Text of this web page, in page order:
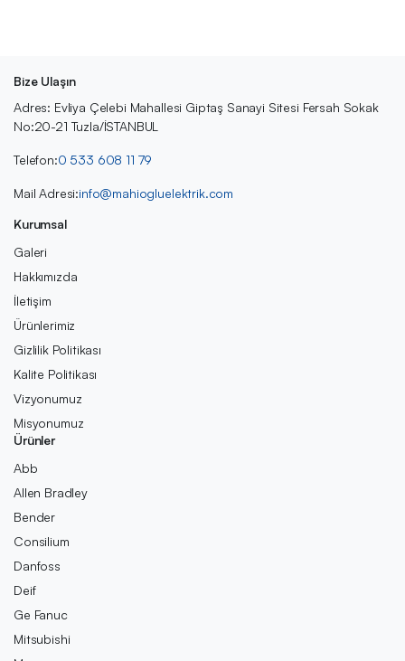
Bize Ulaşın
Adres: Evliya Çelebi Mahallesi Giptaş Sanayi Sitesi Fersah Sokak
No:20-21 Tuzla/İSTANBUL
Telefon:0 533 608 11 79
Mail Adresi:info@mahiogluelektrik.com
Kurumsal
Galeri
Hakkımızda
İletişim
Ürünlerimiz
Gizlilik Politikası
Kalite Politikası
Vizyonumuz
Misyonumuz
Ürünler
Abb
Allen Bradley
Bender
Consilium
Danfoss
Deif
Ge Fanuc
Mitsubishi